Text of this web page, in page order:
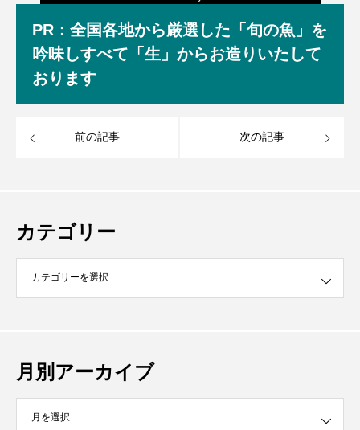
PR：全国各地から厳選した「旬の魚」を
吟味しすべて「生」からお造りいたして
おります
前の記事 次の記事
カテゴリー
月別アーカイブ